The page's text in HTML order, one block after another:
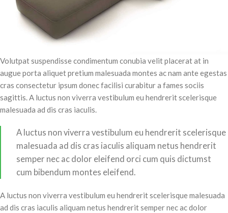
Volutpat suspendisse condimentum conubia velit placerat at in
augue porta aliquet pretium malesuada montes ac nam ante egestas
cras consectetur ipsum donec facilisi curabitur a fames sociis
sagittis. A luctus non viverra vestibulum eu hendrerit scelerisque
malesuada ad dis cras iaculis.
A luctus non viverra vestibulum eu hendrerit scelerisque
malesuada ad dis cras iaculis aliquam netus hendrerit
semper nec ac dolor eleifend orci cum quis dictumst
cum bibendum montes eleifend.
A luctus non viverra vestibulum eu hendrerit scelerisque malesuada
ad dis cras iaculis aliquam netus hendrerit semper nec ac dolor